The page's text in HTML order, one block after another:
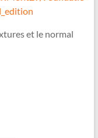
et le normal